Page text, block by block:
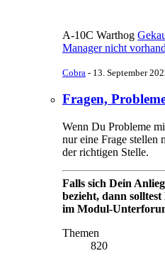
A-10C Warthog
Manager nicht
Cobra - 13. September
Fragen,
Wenn Du Probleme
nur eine Frage stellen
der richtigen Stelle.
Falls sich Dein
bezieht, dann
im Modul-
Themen
820